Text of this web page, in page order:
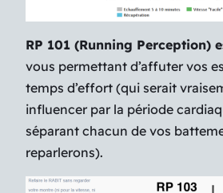
RP 101 (Running Perception)
vous permettant d’affuter vos
temps d’effort (qui serait
influencer par la période
séparant chacun de vos
reparlerons).